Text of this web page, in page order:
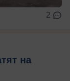
2
на